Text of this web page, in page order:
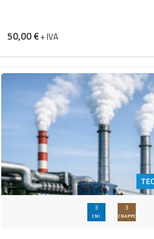
50,00€+ IVA
3
CNI
3
CNAPPC